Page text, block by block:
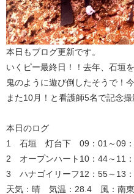
本日もブログ更新です。
いくピー最終日！！去年、石垣
鬼のように遊び倒したそうで！
また10月！と看護師5名で記念撮
本日のログ
1 石垣 灯台下 09：01～09
2 オープンハート10：
3 ハナゴイリーフ12：
天気：晴 気温：28.4 風：南